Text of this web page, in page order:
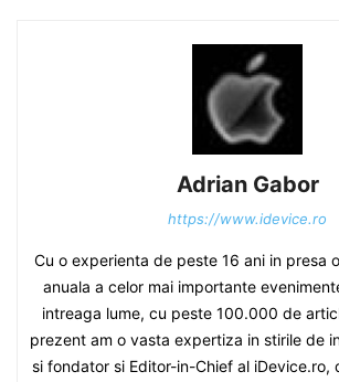
Adrian Gabor
https://www.idevice.ro
Cu o experienta de peste 16 ani in presa
anuala a celor mai importante
intreaga lume, cu peste 100.000 de
prezent am o vasta expertiza in stirile de
si fondator si Editor-in-Chief al iDevice.ro,